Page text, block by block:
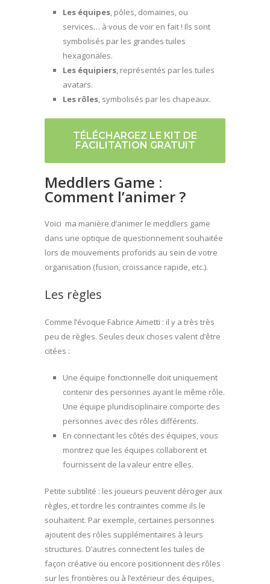
Les équipes, pôles, domaines, ou
services… à vous de voir en fait ! Ils sont
symbolisés par les grandes tuiles
hexagonales.
Les équipiers, représentés par les tuiles
avatars.
Les rôles, symbolisés par les chapeaux.
TÉLÉCHARGEZ LE KIT DE
FACILITATION GRATUIT
Meddlers Game :
Comment l’animer ?
Voici ma manière d’animer le meddlers game
dans une optique de questionnement souhaitée
lors de mouvements profonds au sein de votre
organisation (fusion, croissance rapide, etc.).
Les règles
Comme l’évoque Fabrice Aimetti : il y a très très
peu de règles. Seules deux choses valent d’être
citées :
Une équipe fonctionnelle doit uniquement
contenir des personnes ayant le même rôle.
Une équipe pluridisciplinaire comporte des
personnes avec des rôles différents.
En connectant les côtés des équipes, vous
montrez que les équipes collaborent et
fournissent de la valeur entre elles.
Petite subtilité : les joueurs peuvent déroger aux
règles, et tordre les contraintes comme ils le
souhaitent. Par exemple, certaines personnes
ajoutent des rôles supplémentaires à leurs
structures. D’autres connectent les tuiles de
façon créative ou encore positionnent des rôles
sur les frontières ou à l’extérieur des équipes,